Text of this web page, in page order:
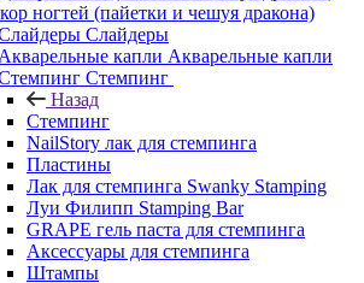
ногтей (пайетки и чешуя дракона)
Слайдеры
Акварельные капли
Стемпинг
Назад
Стемпинг
NailStory лак для стемпинга
Пластины
Лак для стемпинга Swanky Stamping
Луи Филипп Stamping Bar
GRAPE гель паста для стемпинга
Аксессуары для стемпинга
Штампы